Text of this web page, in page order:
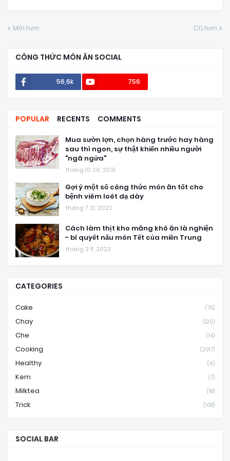
Mới hơn Cũ hơn
CÔNG THỨC MÓN ĂN SOCIAL
56,6k 756
POPULAR RECENTS COMMENTS
Mua sườn lợn, chọn hàng trước hay hàng
sau thì ngon, sự thật khiến nhiều người
"ngã ngửa"
tháng 10 29, 2021
Gợi ý một số công thức món ăn tốt cho
bệnh viêm loét dạ dày
tháng 7 21, 2022
Cách làm thịt kho măng khô ăn là nghiện
- bí quyết nấu món Tết của miền Trung
tháng 2 11, 2023
CATEGORIES
Cake (75)
Chay (120)
Che (14)
Cooking (2017)
Healthy (6)
Kem (7)
Milktea (18)
Trick (108)
SOCIAL BAR